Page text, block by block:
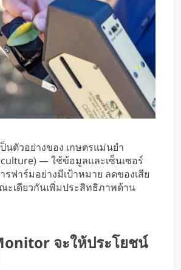
นตัวอย่างของ เกษตรแม่นยำ
— ใช้ข้อมูลและเซ็นเซอร์
ฟาร์มอย่างมีเป้าหมาย ลดของเสีย
ะเดียวกันเพิ่มประสิทธิภาพด้าน
จะให้ประโยชน์